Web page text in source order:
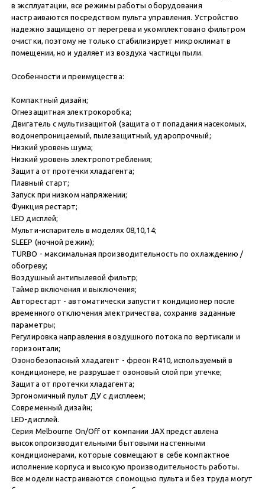
в эксплуатации, все режимы работы оборудования
настраиваются посредством пульта управления. Устройство
надежно защищено от перегрева и укомплектовано фильтром
очистки, поэтому не только стабилизирует микроклимат в
помещении, но и удаляет из воздуха частицы пыли.
Особенности и преимущества:
Компактный дизайн;
Огнезащитная электрокоробка;
Двигатель с мультизащитой (защита от попадания насекомых,
водонепроницаемый, пылезащитный, ударопрочный;
Низкий уровень шума;
Низкий уровень электропотребления;
Защита от протечки хладагента;
Плавный старт;
Запуск при низком напряжении;
Функция рестарт;
LED дисплей;
Мульти-испаритель в моделях 08,10,14;
SLEEP (ночной режим);
TURBO - максимальная производительность по охлаждению /
обогреву;
Воздушный антипылевой фильтр;
Таймер включения и выключения;
Авторестарт - автоматически запустит кондиционер после
временного отключения электричества, сохранив заданные
параметры;
Регулировка направления воздушного потока по вертикали и
горизонтали;
Озонобезопасный хладагент - фреон R410, используемый в
кондиционере, не разрушает озоновый слой при утечке;
Защита от протечки хладагента;
Эргономичный пульт ДУ с дисплеем;
Современный дизайн;
LED-дисплей.
Серия Melbourne On/Off от компании JAX представлена
высокопроизводительными бытовыми настенными
кондиционерами, которые совмещают в себе компактное
исполнение корпуса и высокую производительность работы.
Все модели настраиваются с помощью пульта и без труда могут